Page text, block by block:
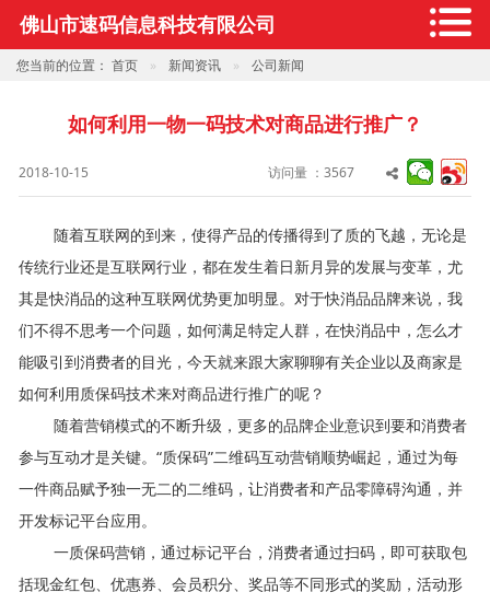
佛山市速码信息科技有限公司
您当前的位置： 首页 新闻资讯 公司新闻
如何利用一物一码技术对商品进行推广？
2018-10-15 访问量 ：3567
随着互联网的到来，使得产品的传播得到了质的飞越，无论是
传统行业还是互联网行业，都在发生着日新月异的发展与变革，尤
其是快消品的这种互联网优势更加明显。对于快消品品牌来说，我
们不得不思考一个问题，如何满足特定人群，在快消品中，怎么才
能吸引到消费者的目光，今天就来跟大家聊聊有关企业以及商家是
如何利用质保码技术来对商品进行推广的呢？
随着营销模式的不断升级，更多的品牌企业意识到要和消费者
参与互动才是关键。“质保码”二维码互动营销顺势崛起，通过为每
一件商品赋予独一无二的二维码，让消费者和产品零障碍沟通，并
开发标记平台应用。
一质保码营销，通过标记平台，消费者通过扫码，即可获取包
括现金红包、优惠券、会员积分、奖品等不同形式的奖励，活动形